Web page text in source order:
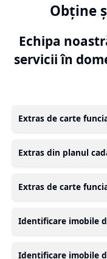
Obține
Echipa
servicii în
Extras de carte
Extras din planul
Extras de carte
Identificare imobile
Identificare imobile